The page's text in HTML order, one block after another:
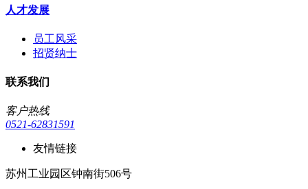
人才发展
员工风采
招贤纳士
联系我们
客户热线
0521-62831591
友情链接
苏州工业园区钟南街506号